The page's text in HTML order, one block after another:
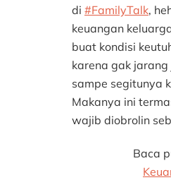
di #FamilyTalk,
keuangan
buat kondisi
karena gak
sampe segitunya
Makanya ini
wajib diobrolin
Baca